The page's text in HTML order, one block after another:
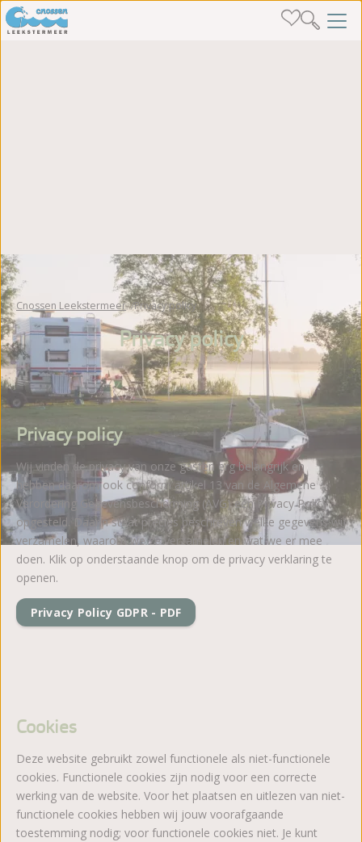
Cnossen Leekstermeer Privacy policy
Privacy policy
Privacy policy
Wij vinden de privacy van onze gasten erg belangrijk en
hebben daarom ook conform artikel 13 van de Algemene
Verordering Gegevensbescherming (AVG) een Privacy Policy
opgesteld. Daarin staat precies beschreven welke gegevens wij
verzamelen, waarom we ze verzamelen en wat we er mee
doen. Klik op onderstaande knop om de privacy verklaring te
openen.
Privacy Policy GDPR - PDF
Cookies
Deze website gebruikt zowel functionele als niet-functionele
cookies. Functionele cookies zijn nodig voor een correcte
werking van de website. Voor het plaatsen en uitlezen van niet-
functionele cookies hebben wij jouw voorafgaande
toestemming nodig; voor functionele cookies niet. Je kunt